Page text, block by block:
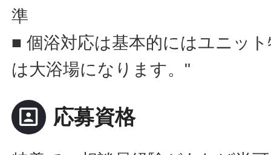
準
■ 個浴対応は基本的にはユニッ
は大浴場になります。"
portrait 応募資格